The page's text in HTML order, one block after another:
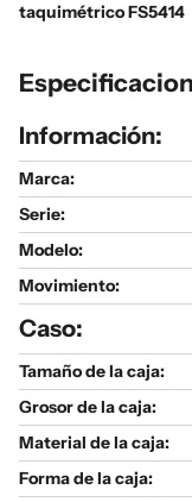
taquimétrico FS5414
Información:
Marca:
Serie:
Modelo:
Movimiento:
Caso:
Tamaño de la caja:
Grosor de la caja:
Material de la caja:
Forma de la caja: